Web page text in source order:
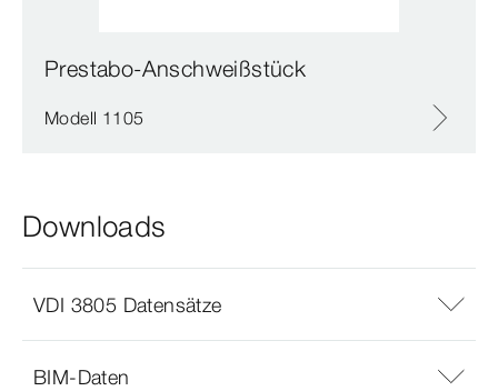
Prestabo-Anschweißstück
Modell 1105
Downloads
VDI 3805 Datensätze
BIM-Daten